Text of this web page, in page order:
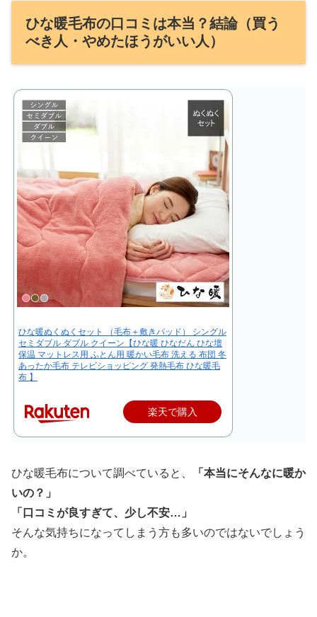
ひな暖毛布の口コミは本当？結論（買う
べき人・やめたほうがいい人）
ひな暖ぬくぬくセット （毛布＋敷きパッド） シングル
セミダブル ダブル クイーン【ひな暖 ひなだん ひな壇
保温 マットレス用 ふとん用 暖かい毛布 洗える 布団 冬
あったか毛布 テレビショッピング 発熱毛布 ひな暖毛
布 】
楽天で購入
ひな暖毛布について調べていると、
「本当にそんなに暖か
いの？」
「口コミが良すぎて、少し不安…」
そんな気持ちになってしまう方も多いのではないでしょう
か。